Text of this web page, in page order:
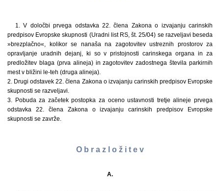
1. V določbi prvega odstavka 22. člena Zakona o izvajanju carinskih
predpisov Evropske skupnosti (Uradni list RS, št. 25/04) se razveljavi beseda
»brezplačno«, kolikor se nanaša na zagotovitev ustreznih prostorov za
opravljanje uradnih dejanj, ki so v pristojnosti carinskega organa in za
predložitev blaga (prva alineja) in zagotovitev zadostnega števila parkirnih
mest v bližini le-teh (druga alineja).
2. Drugi odstavek 22. člena Zakona o izvajanju carinskih predpisov Evropske
skupnosti se razveljavi.
3. Pobuda za začetek postopka za oceno ustavnosti tretje alineje prvega
odstavka 22. člena Zakona o izvajanju carinskih predpisov Evropske
skupnosti se zavrže.
O b r a z l o ž i t e v
A.